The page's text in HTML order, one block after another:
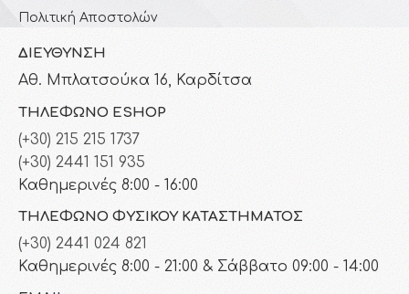
Πολιτική Αποστολών
ΔΙΕΎΘΥΝΣΗ
Αθ. Μπλατσούκα 16, Καρδίτσα
ΤΗΛΈΦΩΝΟ ESHOP
(+30) 215 215 1737
(+30) 2441 151 935
Καθημερινές 8:00 - 16:00
ΤΗΛΈΦΩΝΟ ΦΥΣΙΚΟΎ ΚΑΤΑΣΤΉΜΑΤΟΣ
(+30) 2441 024 821
Καθημερινές 8:00 - 21:00 & Σάββατο 09:00 - 14:00